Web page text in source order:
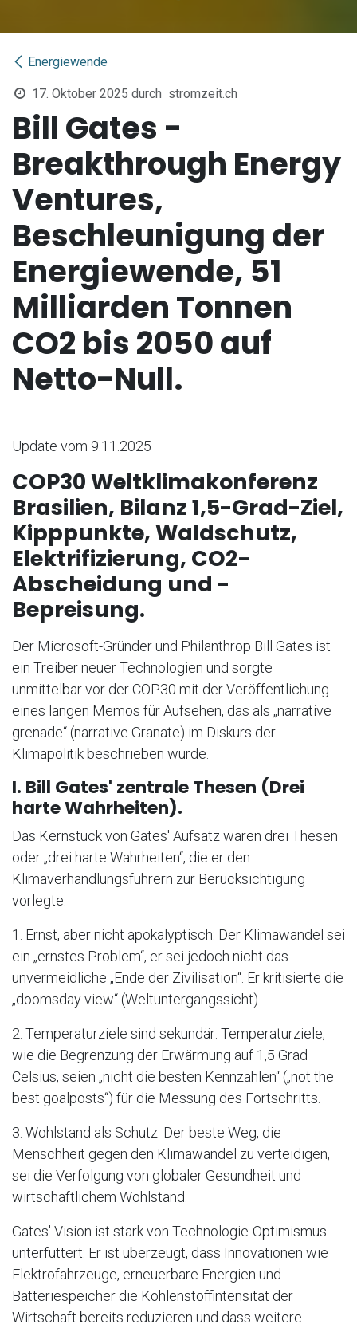
Energiewende
17. Oktober 2025 durch stromzeit.ch
Bill Gates -
Breakthrough Energy
Ventures,
Beschleunigung der
Energiewende, 51
Milliarden Tonnen
CO2 bis 2050 auf
Netto-Null.
Update vom 9.11.2025
COP30 Weltklimakonferenz
Brasilien, Bilanz 1,5-Grad-Ziel,
Kipppunkte, Waldschutz,
Elektrifizierung, CO2-
Abscheidung und -
Bepreisung.
Der Microsoft-Gründer und Philanthrop Bill Gates ist
ein Treiber neuer Technologien und sorgte
unmittelbar vor der COP30 mit der Veröffentlichung
eines langen Memos für Aufsehen, das als „narrative
grenade“ (narrative Granate) im Diskurs der
Klimapolitik beschrieben wurde.
I. Bill Gates' zentrale Thesen (Drei
harte Wahrheiten).
Das Kernstück von Gates' Aufsatz waren drei Thesen
oder „drei harte Wahrheiten“, die er den
Klimaverhandlungsführern zur Berücksichtigung
vorlegte:
1. Ernst, aber nicht apokalyptisch: Der Klimawandel sei
ein „ernstes Problem“, er sei jedoch nicht das
unvermeidliche „Ende der Zivilisation“. Er kritisierte die
„doomsday view“ (Weltuntergangssicht).
2. Temperaturziele sind sekundär: Temperaturziele,
wie die Begrenzung der Erwärmung auf 1,5 Grad
Celsius, seien „nicht die besten Kennzahlen“ („not the
best goalposts“) für die Messung des Fortschritts.
3. Wohlstand als Schutz: Der beste Weg, die
Menschheit gegen den Klimawandel zu verteidigen,
sei die Verfolgung von globaler Gesundheit und
wirtschaftlichem Wohlstand.
Gates' Vision ist stark von Technologie-Optimismus
unterfüttert: Er ist überzeugt, dass Innovationen wie
Elektrofahrzeuge, erneuerbare Energien und
Batteriespeicher die Kohlenstoffintensität der
Wirtschaft bereits reduzieren und dass weitere